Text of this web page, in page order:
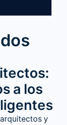
a los
y